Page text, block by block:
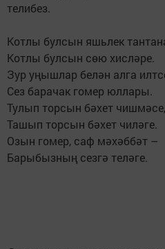
телибез.
Котлы булсын яшьлек
Котлы булсын сөю хисләре.
Зур уңышлар белән алга
Сез барачак гомер юллары.
Тулып торсын бәхет чишмәсе,
Ташып торсын бәхет чиләге.
Озын гомер, саф мәхәббәт –
Барыбызның сезгә теләге.